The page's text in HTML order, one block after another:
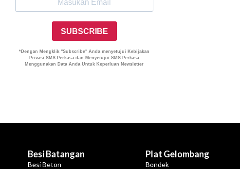
Besi Batangan
Besi Beton
Plat Gelombang
Bondek